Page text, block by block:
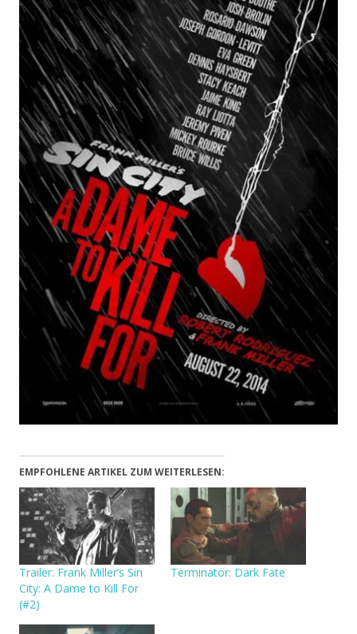
EMPFOHLENE ARTIKEL ZUM WEITERLESEN:
Trailer: Frank Miller’s Sin
City: A Dame to Kill For
(#2)
Terminator: Dark Fate